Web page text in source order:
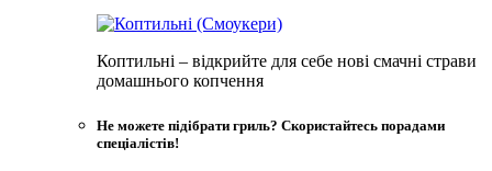
Коптильні – відкрийте для себе нові смачні страви
домашнього копчення
Не можете підібрати гриль? Скористайтесь порадами
спеціалістів!